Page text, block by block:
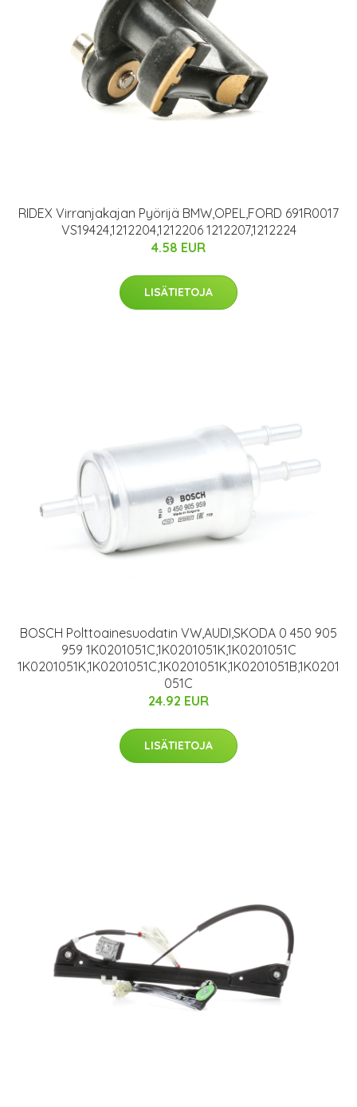
RIDEX Virranjakajan Pyörijä BMW,OPEL,FORD 691R0017
VS19424,1212204,1212206 1212207,1212224
4.58 EUR
LISÄTIETOJA
BOSCH Polttoainesuodatin VW,AUDI,SKODA 0 450 905
959 1K0201051C,1K0201051K,1K0201051C
1K0201051K,1K0201051C,1K0201051K,1K0201051B,1K0201
051C
24.92 EUR
LISÄTIETOJA